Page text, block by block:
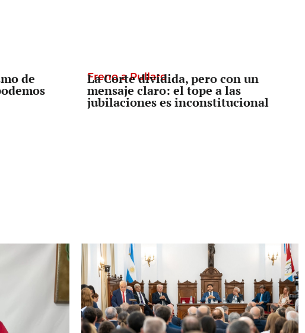
de Freno a Pullaro
La Corte dividida, pero con un
mensaje claro: el tope a las
jubilaciones es inconstitucional
Prevención o Censura
Tras el secuestro de una bandera en
Newell’s, la pregunta política es: